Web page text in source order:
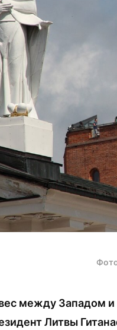
между Западом и
Литвы